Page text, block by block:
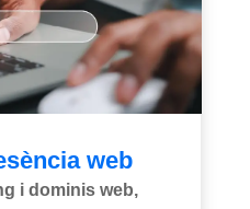
web
i dominis web,